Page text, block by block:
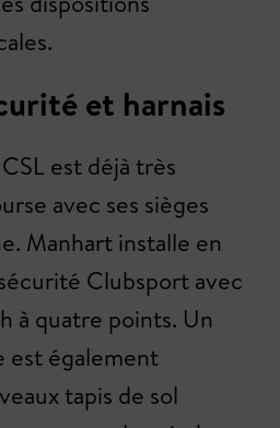
et harnais
est déjà très
avec ses sièges
Manhart installe en
Clubsport avec
à quatre points. Un
est également
tapis de sol